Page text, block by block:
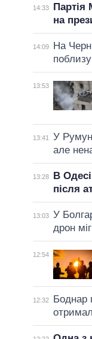
14:33
Партія
на
14:09
На
13:53
13:41
У
але
13:28
В
після
13:03 У
дрон
12:54
12:32
Боднар